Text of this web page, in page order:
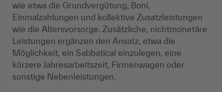
wie etwa die Grundvergütung, Boni,
Einmalzahlungen und kollektive Zusatzleistungen
wie die Altersvorsorge. Zusätzliche, nichtmonetäre
Leistungen ergänzen den Ansatz, etwa die
Möglichkeit, ein Sabbatical einzulegen, eine
kürzere Jahresarbeitszeit, Firmenwagen oder
sonstige Nebenleistungen.